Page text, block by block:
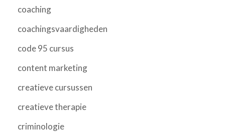
coaching
coachingsvaardigheden
code 95 cursus
content marketing
creatieve cursussen
creatieve therapie
criminologie